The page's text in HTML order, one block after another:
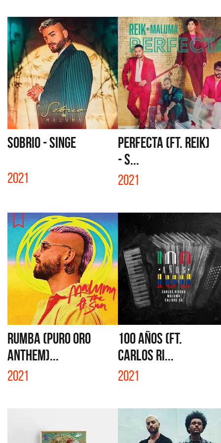
SOBRIO - SINGE
2021
PERFECTA (FT. REIK)
- S...
2021
RUMBA (PURO ORO
ANTHEM)...
2021
100 AÑOS (FT.
CARLOS RI...
2021